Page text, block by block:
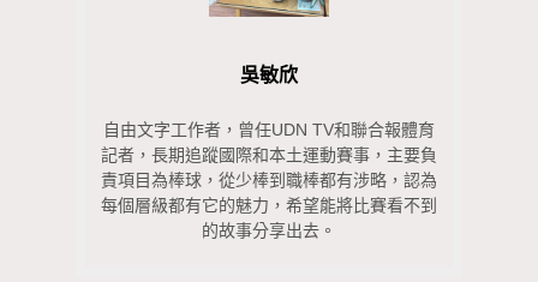
吳敏欣
自由文字工作者，曾任UDN TV和聯合報體育
記者，長期追蹤國際和本土運動賽事，主要負
責項目為棒球，從少棒到職棒都有涉略，認為
每個層級都有它的魅力，希望能將比賽看不到
的故事分享出去。